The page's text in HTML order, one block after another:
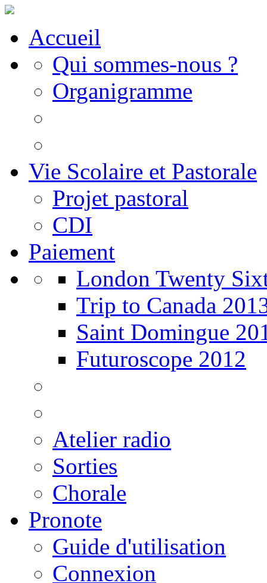
Accueil
Qui sommes-nous ?
Organigramme
Vie Scolaire et Pastorale
Projet pastoral
CDI
Paiement
London Twenty
Trip to Canada
Saint Domingue
Futuroscope 2012
Atelier radio
Sorties
Chorale
Pronote
Guide d'utilisation
Connexion